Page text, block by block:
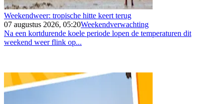
Weekendweer: tropische hitte keert terug
07 augustus 2026, 05:20Weekendverwachting
Na een kortdurende koele periode lopen de temperaturen dit
weekend weer flink op...